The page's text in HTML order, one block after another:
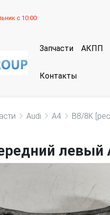
с 10:00
Запчасти АКПП
Контакты
Audi A4 B8/8K
левый